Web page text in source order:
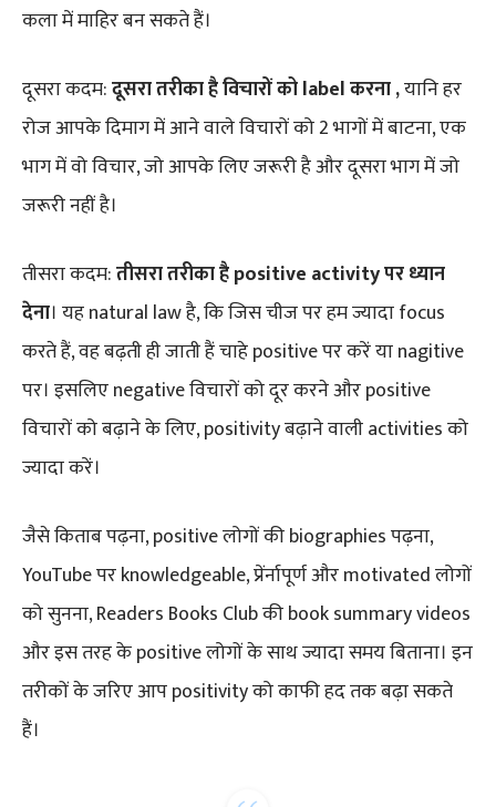
कला में माहिर बन सकते हैं।
दूसरा कदम:दूसरातरीकाहैविचारोंकोlabelकरना,यानि हर
रोज आपके दिमाग में आने वाले विचारों को 2 भागों में बाटना, एक
भागमें वो विचार, जो आपके लिए जरूरी है और दूसरा भागमें जो
जरूरी नहीं है।
तीसरा कदम:तीसरातरीकाहैpositive activityपरध्यान
देना। यह natural law है, कि जिस चीज पर हम ज्यादा focus
करते हैं, वह बढ़ती ही जाती हैं चाहे positive पर करें या nagitive
पर। इसलिए negative विचारों को दूर करने और positive
विचारों को बढ़ाने के लिए, positivity बढ़ाने वाली activities को
ज्यादा करें।
जैसे किताब पढ़ना, positive लोगों की biographies पढ़ना,
YouTube पर knowledgeable, प्रेंर्नापूर्ण और motivated लोगों
को सुनना, Readers Books Club की book summary videos
और इस तरह के positive लोगों के साथ ज्यादा समय बिताना। इन
तरीकों के जरिए आप positivity को काफी हद तक बढ़ा सकते
हैं।